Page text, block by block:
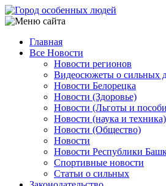
Перейти
к
содержанию
Main
navigation
Главная
Все Новости
Новости регионов
Видеосюжеты о сильных
Новости Белорецка
Новости (Здоровье)
Новости (Льготы и
Новости (наука и техника)
Новости (Общество)
Новости
Новости Республики
Спортивные новости
Статьи о сильных